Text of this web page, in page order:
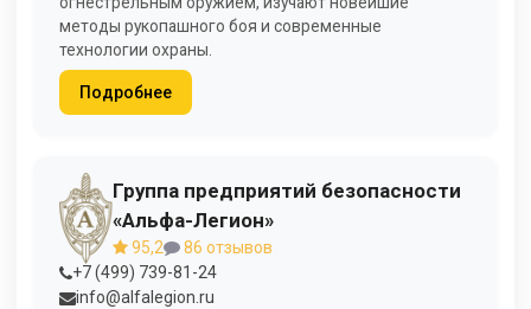
методы рукопашного боя и современные
технологии охраны.
Подробнее
Группа предприятий безопасности
«Альфа-Легион»
95,2
86 отзывов
+7 (499) 739-81-24
info@alfalegion.ru